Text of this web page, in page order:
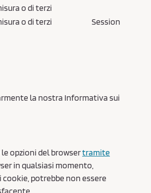
o di terzi
o di terzi
Session
la nostra Informativa sui
opzioni del browsertramite
in qualsiasi momento,
potrebbe non essere